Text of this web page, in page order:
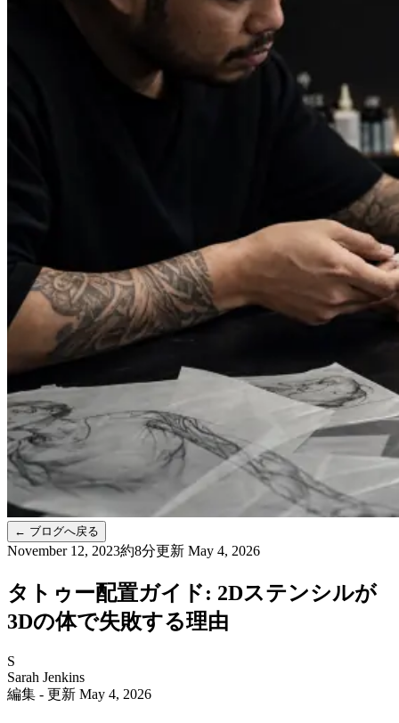
← ブログへ戻る
November 12, 2023約8分更新 May 4, 2026
タトゥー配置ガイド: 2Dステンシルが
3Dの体で失敗する理由
S
Sarah Jenkins
編集 - 更新 May 4, 2026